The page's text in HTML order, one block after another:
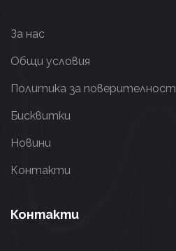
За нас
Общи условия
Политика за поверителност
Бисквитки
Новини
Контакти
Контакти